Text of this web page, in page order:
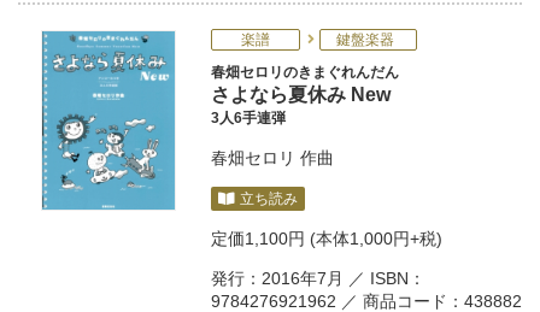
楽譜
鍵盤楽器
春畑セロリのきまぐれんだん
さよなら夏休み New
3人6手連弾
春畑セロリ 作曲
立ち読み
定価1,100円 (本体1,000円+税)
発行：2016年7月 ／ ISBN：
9784276921962 ／ 商品コード：438882